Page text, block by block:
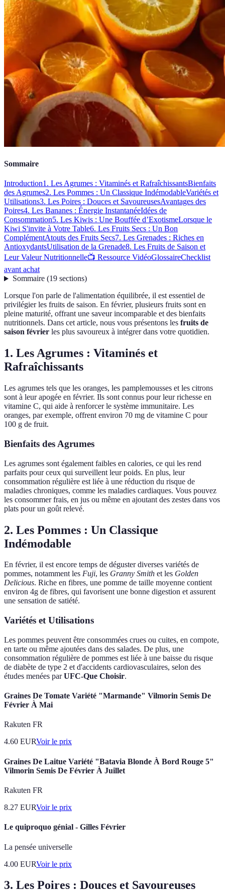
Sommaire
Introduction1. Les Agrumes : Vitaminés et RafraîchissantsBienfaits
des Agrumes2. Les Pommes : Un Classique IndémodableVariétés et
Utilisations3. Les Poires : Douces et SavoureusesAvantages des
Poires4. Les Bananes : Énergie InstantanéeIdées de
Consommation5. Les Kiwis : Une Bouffée d’ExotismeLorsque le
Kiwi S'invite à Votre Table6. Les Fruits Secs : Un Bon
ComplémentAtouts des Fruits Secs7. Les Grenades : Riches en
AntioxydantsUtilisation de la Grenade8. Les Fruits de Saison et
Leur Valeur Nutritionnelle📺 Ressource VidéoGlossaireChecklist
avant achat
Sommaire(19 sections)
Lorsque l'on parle de l'alimentation équilibrée, il est essentiel de
privilégier les fruits de saison. En février, plusieurs fruits sont en
pleine maturité, offrant une saveur incomparable et des bienfaits
nutritionnels. Dans cet article, nous vous présentons les fruits de
saison février les plus savoureux à intégrer dans votre quotidien.
1. Les Agrumes : Vitaminés et
Rafraîchissants
Les agrumes tels que les oranges, les pamplemousses et les citrons
sont à leur apogée en février. Ils sont connus pour leur richesse en
vitamine C, qui aide à renforcer le système immunitaire. Les
oranges, par exemple, offrent environ 70 mg de vitamine C pour
100 g de fruit.
Bienfaits des Agrumes
Les agrumes sont également faibles en calories, ce qui les rend
parfaits pour ceux qui surveillent leur poids. En plus, leur
consommation régulière est liée à une réduction du risque de
maladies chroniques, comme les maladies cardiaques. Vous pouvez
les consommer frais, en jus ou même en ajoutant des zestes dans vos
plats pour un goût relevé.
2. Les Pommes : Un Classique
Indémodable
En février, il est encore temps de déguster diverses variétés de
pommes, notamment les Fuji, les Granny Smith et les Golden
Delicious. Riche en fibres, une pomme de taille moyenne contient
environ 4g de fibres, qui favorisent une bonne digestion et assurent
une sensation de satiété.
Variétés et Utilisations
Les pommes peuvent être consommées crues ou cuites, en compote,
en tarte ou même ajoutées dans des salades. De plus, une
consommation régulière de pommes est liée à une baisse du risque
de diabète de type 2 et d'accidents cardiovasculaires, selon des
études menées parUFC-Que Choisir.
Graines De Tomate Variété "Marmande" Vilmorin Semis De
Février À Mai
Rakuten FR
4.60 EURVoir le prix
Graines De Laitue Variété "Batavia Blonde À Bord Rouge 5"
Vilmorin Semis De Février À Juillet
Rakuten FR
8.27 EURVoir le prix
Le quiproquo génial - Gilles Février
La pensée universelle
4.00 EURVoir le prix
3. Les Poires : Douces et Savoureuses